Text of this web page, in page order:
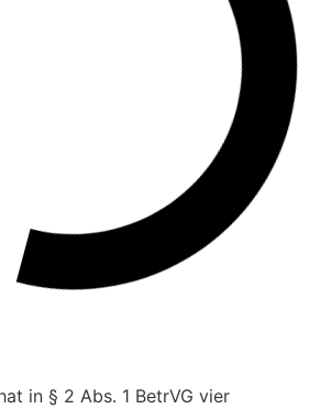
in § 2 Abs. 1 BetrVG vier